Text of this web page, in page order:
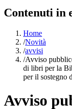
Contenuti in
Home
/Novità
/avvisi
/Avviso
di libri per la
per il sostegno
Avviso